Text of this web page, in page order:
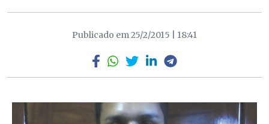
Publicado em 25/2/2015 | 18:41